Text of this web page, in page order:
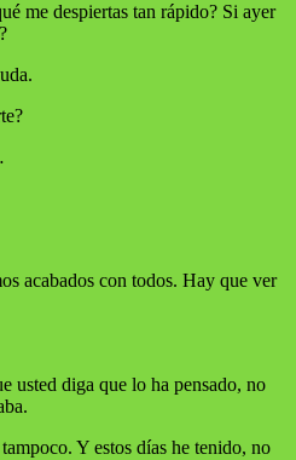
me despiertas tan rápido? Si ayer
acabados con todos. Hay que ver
usted diga que lo ha pensado, no
Y estos días he tenido, no